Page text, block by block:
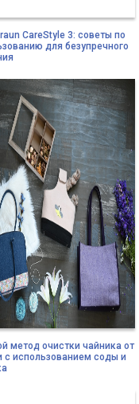
CareStyle 3: советы по
для безупречного
метод очистки чайника от
с использованием соды и